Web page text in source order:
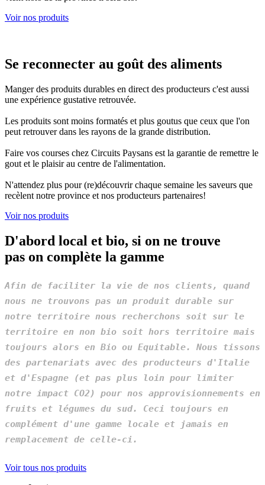
Voir nos produits
Se reconnecter au goût des aliments
Manger des produits durables en direct des producteurs c'est aussi
une expérience gustative retrouvée.
Les produits sont moins formatés et plus goutus que ceux que l'on
peut retrouver dans les rayons de la grande distribution.
Faire vos courses chez Circuits Paysans est la garantie de remettre le
gout et le plaisir au centre de l'alimentation.
N'attendez plus pour (re)découvrir chaque semaine les saveurs que
recèlent notre province et nos producteurs partenaires!
Voir nos produits
D'abord local et bio, si on ne trouve
pas on complète la gamme
Afin de faciliter la vie de nos clients, quand
nous ne trouvons pas un produit durable sur
notre territoire nous recherchons soit sur le
territoire en non bio soit hors territoire mais
toujours alors en Bio ou Equitable. Nous tissons
des partenariats avec des producteurs d'Italie
et d'Espagne (et pas plus loin pour limiter
notre impact CO2) pour nos approvisionnements en
fruits et légumes du sud. Ceci toujours en
complément d'une gamme locale et jamais en
remplacement de celle-ci.
Voir tous nos produits